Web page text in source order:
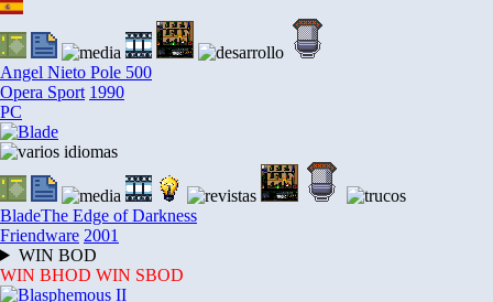
Angel Nieto Pole 500
Opera Sport 1990
PC
BladeThe Edge of Darkness
Friendware 2001
WIN BOD
WIN BHOD WIN SBOD